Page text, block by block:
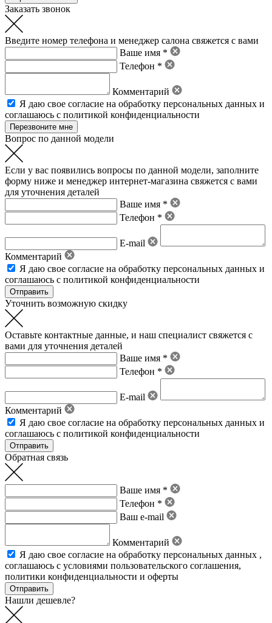
Заказать звонок
Введите номер телефона и менеджер салона свяжется с вами
Ваше имя *
Телефон *
Комментарий
Я даю свое согласие на обработку персональных данных и
соглашаюсь с политикой конфиденциальности
Вопрос по данной модели
Если у вас появились вопросы по данной модели, заполните
форму ниже и менеджер интернет-магазина свяжется с вами
для уточнения деталей
Ваше имя *
Телефон *
E-mail
Комментарий
Я даю свое согласие на обработку персональных данных и
соглашаюсь с политикой конфиденциальности
Уточнить возможную скидку
Оставьте контактные данные, и наш специалист свяжется с
вами для уточнения деталей
Ваше имя *
Телефон *
E-mail
Комментарий
Я даю свое согласие на обработку персональных данных и
соглашаюсь с политикой конфиденциальности
Обратная связь
Ваше имя *
Телефон *
Ваш e-mail
Комментарий
Я даю свое согласие на обработку персональных данных ,
соглашаюсь с условиями пользовательского соглашения,
политики конфиденциальности и оферты
Нашли дешевле?